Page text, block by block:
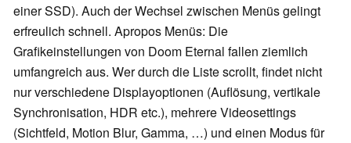
einer SSD). Auch der Wechsel zwischen Menüs gelingt
erfreulich schnell. Apropos Menüs: Die
Grafikeinstellungen von Doom Eternal fallen ziemlich
umfangreich aus. Wer durch die Liste scrollt, findet nicht
nur verschiedene Displayoptionen (Auflösung, vertikale
Synchronisation, HDR etc.), mehrere Videosettings
(Sichtfeld, Motion Blur, Gamma, …) und einen Modus für